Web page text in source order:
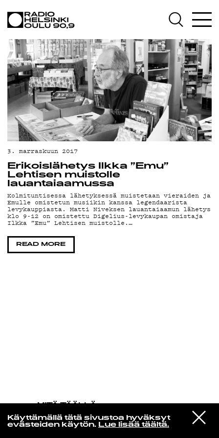
Käyttämällä tätä sivustoa hyväksyt
evästeiden käytön. Lue lisää täältä.
VIESTI
STUDIOON
MITÄ TÄÄLLÄ
Prince & The New Power Generation
Insatiable
AJANKOHTAISTA
OHJELMAT
TEKIJÄT
ON-DEMAND
PODCAST
MAINOSTA
YHTEYSTIEDOT
G LIVELAB
YSTÄVÄKLUBI
TIETOSUOJA
KIRJAUDU SISÄÄN
3. marraskuun 2017
Erikoislähetys Ilkka ”Emu”
Lehtisen muistolle
lauantaiaamussa
Kolmituntisessa lähetyksessä muistetaan vieraiden ja
Emulle omistetun musiikin kanssa legendaarista
levykauppiasta. Matti Niveksen lauantaiaamun lähetys
klo 9-12 on omistettu Digelius-levykaupan omistaja
Ilkka ”Emu” Lehtisen muistolle.…
READ MORE